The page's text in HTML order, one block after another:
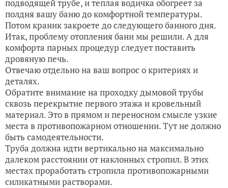
подводящей трубе, и теплая водичка обогреет за
полдня вашу баню до комфортной температуры.
Потом краник закроете до следующего банного дня.
Итак, проблему отопления бани мы решили. А для
комфорта парных процедур следует поставить
дровяную печь.
Отвечаю отдельно на ваш вопрос о критериях и
деталях.
Обратите внимание на проходку дымовой трубы
сквозь перекрытие первого этажа и кровельный
материал. Это в прямом и переносном смысле узкие
места в противопожарном отношении. Тут не должно
быть самодеятельности.
Труба должна идти вертикально на максимально
далеком расстоянии от наклонных стропил. В этих
местах проработать стропила противопожарными
силикатными растворами.